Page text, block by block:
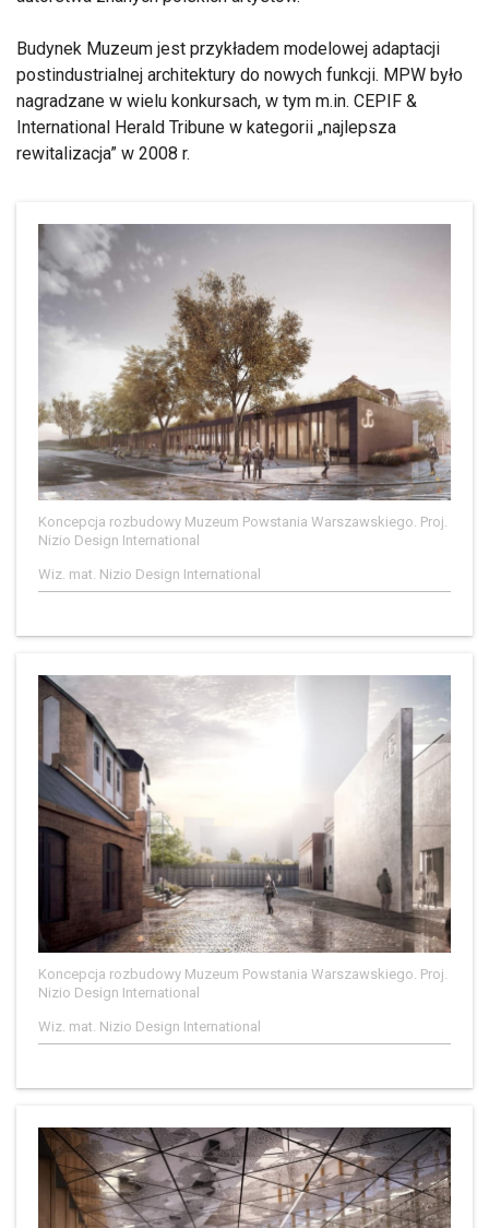
Budynek Muzeum jest przykładem modelowej adaptacji
postindustrialnej architektury do nowych funkcji. MPW było
nagradzane w wielu konkursach, w tym m.in. CEPIF &
International Herald Tribune w kategorii „najlepsza
rewitalizacja” w 2008 r.
Koncepcja rozbudowy Muzeum Powstania Warszawskiego. Proj.
Nizio Design International
Wiz. mat. Nizio Design International
Koncepcja rozbudowy Muzeum Powstania Warszawskiego. Proj.
Nizio Design International
Wiz. mat. Nizio Design International